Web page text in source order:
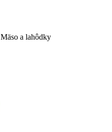
Mäso a lahôdky